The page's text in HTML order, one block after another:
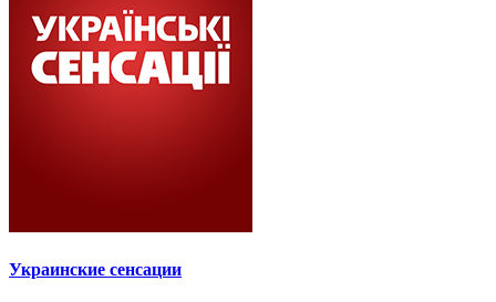
Украинские сенсации